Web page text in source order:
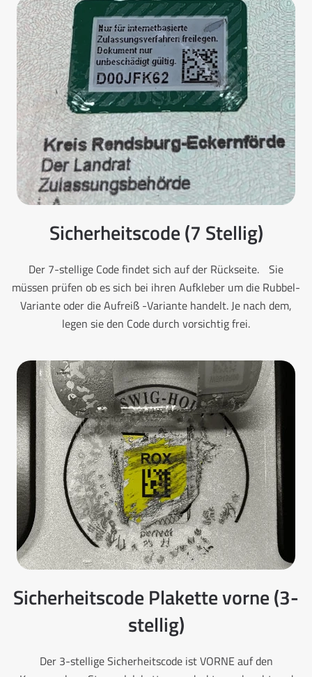
Sicherheitscode (7 Stellig)
Der 7-stellige Code findet sich auf der Rückseite. Sie
müssen prüfen ob es sich bei ihren Aufkleber um die Rubbel-
Variante oder die Aufreiß -Variante handelt. Je nach dem,
legen sie den Code durch vorsichtig frei.
Sicherheitscode Plakette vorne (3-
stellig)
Der 3-stellige Sicherheitscode ist VORNE auf den